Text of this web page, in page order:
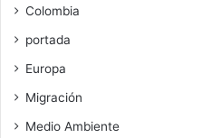
Colombia
portada
Europa
Migración
Medio Ambiente